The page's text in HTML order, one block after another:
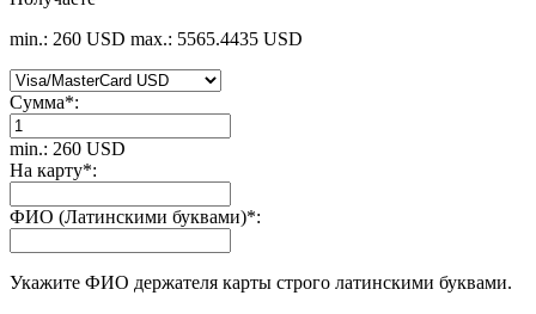
min.: 260 USD max.: 5565.4435 USD
Сумма*:
min.: 260 USD
На карту*:
ФИО (Латинскими буквами)*:
Укажите ФИО держателя карты строго латинскими буквами.